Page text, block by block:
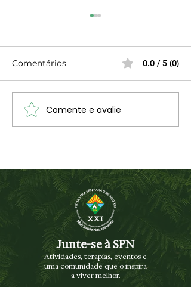
Miguel Boieiro Convida
Comentários 0.0 / 5 (0)
Comente e avalie
Junte-se à SPN
Atividades, terapias, eventos e
uma comunidade que o inspira
a viver melhor.